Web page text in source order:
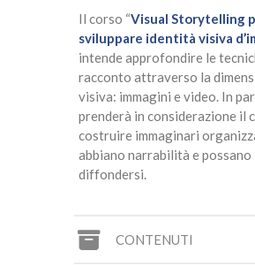
Il corso “Visual Storytelling
sviluppare identità visiva
intende approfondire le
racconto attraverso la
visiva: immagini e video. In
prenderà in considerazione il
costruire immaginari
abbiano narrabilità e possano
diffondersi.
CONTENUTI